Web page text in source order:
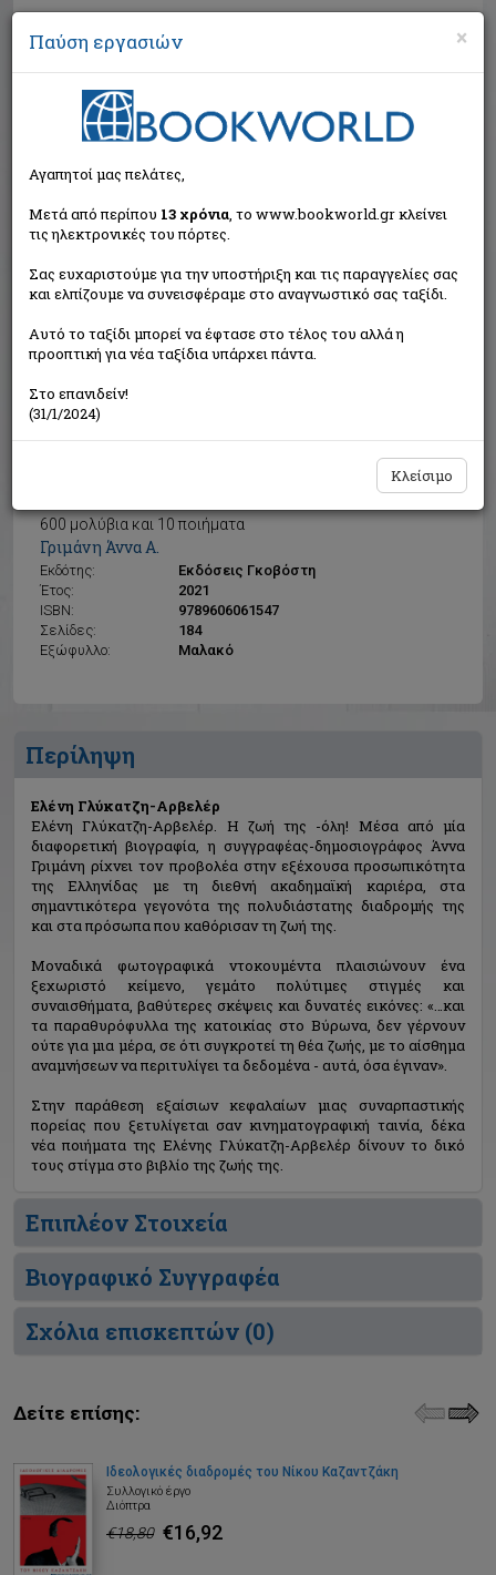
Αναζήτηση
600 μολύβια και 10 ποιήματα
Γριμάνη Άννα Α.
Εκδότης:
Εκδόσεις Γκοβόστη
Έτος:
2021
ISBN:
9789606061547
Σελίδες:
184
Εξώφυλλο:
Μαλακό
Η τιμή μας:€22,32
Δεν υπάρχει δυνατότητα παραγγελίας
Περίληψη
Ελένη Γλύκατζη-Αρβελέρ
Eλένη Γλύκατζη-Αρβελέρ. Η ζωή της -όλη! Μέσα από μία
διαφορετική βιογραφία, η συγγραφέας-δημοσιογράφος Άννα
Γριμάνη ρίχνει τον προβολέα στην εξέχουσα προσωπικότητα
της Ελληνίδας με τη διεθνή ακαδημαϊκή καριέρα, στα
σημαντικότερα γεγονότα της πολυδιάστατης διαδρομής της
και στα πρόσωπα που καθόρισαν τη ζωή της.
Μοναδικά φωτογραφικά ντοκουμέντα πλαισιώνουν ένα
ξεχωριστό κείμενο, γεμάτο πολύτιμες στιγμές και
συναισθήματα, βαθύτερες σκέψεις και δυνατές εικόνες: «…και
τα παραθυρόφυλλα της κατοικίας στο Βύρωνα, δεν γέρνουν
ούτε για μια μέρα, σε ότι συγκροτεί τη θέα ζωής, με το αίσθημα
αναμνήσεων να περιτυλίγει τα δεδομένα - αυτά, όσα έγιναν».
Στην παράθεση εξαίσιων κεφαλαίων μιας συναρπαστικής
πορείας που ξετυλίγεται σαν κινηματογραφική ταινία, δέκα
νέα ποιήματα της Ελένης Γλύκατζη-Αρβελέρ δίνουν το δικό
τους στίγμα στο βιβλίο της ζωής της.
Επιπλέον Στοιχεία
Βιογραφικό Συγγραφέα
Σχόλια επισκεπτών (0)
Δείτε επίσης:
Ιδεολογικές διαδρομές του Νίκου Καζαντζάκη
Συλλογικό έργο
Διόπτρα
€18,80 €16,92
×
Παύση εργασιών
Αγαπητοί μας πελάτες,
Μετά από περίπου 13 χρόνια, το www.bookworld.gr κλείνει
τις ηλεκτρονικές του πόρτες.
Σας ευχαριστούμε για την υποστήριξη και τις παραγγελίες σας
και ελπίζουμε να συνεισφέραμε στο αναγνωστικό σας ταξίδι.
Αυτό το ταξίδι μπορεί να έφτασε στο τέλος του αλλά η
προοπτική για νέα ταξίδια υπάρχει πάντα.
Στο επανιδείν!
(31/1/2024)
Κλείσιμο